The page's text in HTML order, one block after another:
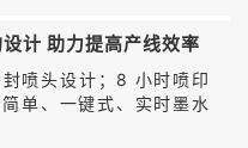
计 助力提高产线效率
喷头设计；8 小时喷印
单、一键式、实时墨水